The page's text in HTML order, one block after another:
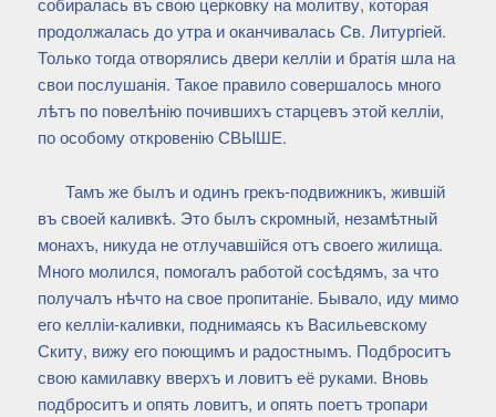
продолжалась до утра и оканчивалась Св. Литургіей.
Только тогда отворялись двери келліи и братія шла на
свои послушанія. Такое правило совершалось много
лѣтъ по повелѣнію почившихъ старцевъ этой келліи,
по особому откровенію СВЫШЕ.
Тамъ же былъ и одинъ грекъ-подвижникъ, жившій
въ своей каливкѣ. Это былъ скромный, незамѣтный
монахъ, никуда не отлучавшійся отъ своего жилища.
Много молился, помогалъ работой сосѣдямъ, за что
получалъ нѣчто на свое пропитаніе. Бывало, иду мимо
его келліи-каливки, поднимаясь къ Васильевскому
Скиту, вижу его поющимъ и радостнымъ. Подброситъ
свою камилавку вверхъ и ловитъ её руками. Вновь
подброситъ и опять ловитъ, и опять поетъ тропари